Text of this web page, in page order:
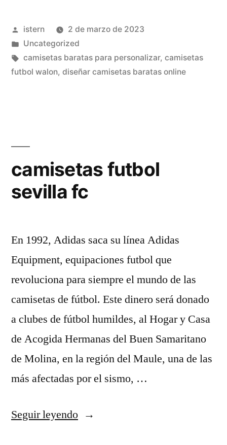
trackid
sp
006»
Publicado
por
istern
2 de marzo de 2023
Publicado
en
Uncategorized
Etiquetas:
camisetas baratas para personalizar, camisetas
futbol walon, diseñar camisetas baratas online
camisetas futbol
sevilla fc
En 1992, Adidas saca su línea Adidas
Equipment, equipaciones futbol que
revoluciona para siempre el mundo de las
camisetas de fútbol. Este dinero será donado
a clubes de fútbol humildes, al Hogar y Casa
de Acogida Hermanas del Buen Samaritano
de Molina, en la región del Maule, una de las
más afectadas por el sismo, …
Seguir leyendo«camisetas